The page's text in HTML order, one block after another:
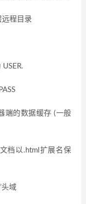
远程目录
端的数据缓存 (一般
档以.html扩展名保
头域